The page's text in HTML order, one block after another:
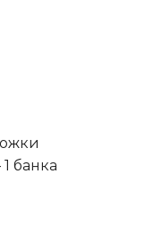
банка